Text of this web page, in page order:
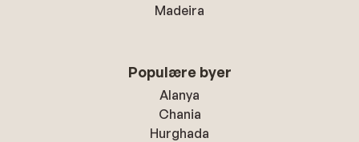
Madeira
Populære byer
Alanya
Chania
Hurghada